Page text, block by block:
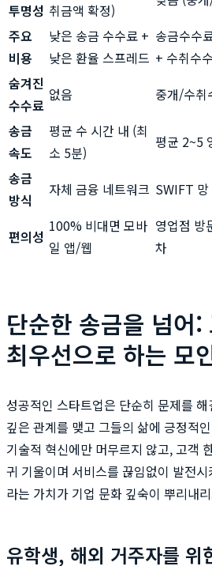
투명성 취금액 확정)
주요
비용
낮은 송금 수수료 +
낮은 환율 스프레드
송금수수
+ 수취수
숨겨진
수수료
없음
중개/수취
송금
속도
평균 수 시간 내 (최
소 5분)
평균 2~5
송금
방식
자체 금융 네트워크 SWIFT 망
편의성
100% 비대면 모바
일 앱/웹
영업점 방
차
단순한 송금을 넘어:
최우선으로 하는 모
성공적인 스타트업은 단순히 문제를
깊은 관계를 맺고 그들의 삶에 긍정적
기술적 혁신에만 머무르지 않고, 고객
귀 기울이며 서비스를 끊임없이 발전
라는 가치가 기업 문화 깊숙이 뿌리내
유학생, 해외 거주자를 위